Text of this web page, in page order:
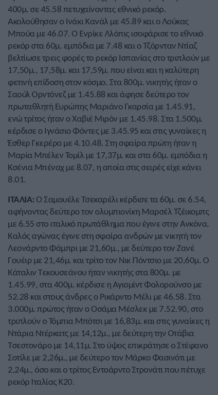
400μ. σε 45.58 πετυχαίνοντας εθνικό ρεκόρ.
Ακολούθησαν ο Ινάκι Κανάλ με 45.89 και ο Λούκας
Μπούα με 46.07. Ο Ενρίκε Λλόπις ισοφάρισε το εθνικό
ρεκόρ στα 60μ. εμπόδια με 7.48 και ο Τζόρνταν Ντίαζ
βελτίωσε τρεις φορές το ρεκόρ Ισπανίας στο τριπλούν με
17,50μ., 17,58μ. και 17,59μ. που είναι και η καλύτερη
φετινή επίδοση στον κόσμο. Στα 800μ. νικητής ήταν ο
Σαούλ Ορντόνεζ με 1.45.88 και άφησε δεύτερο τον
πρωταθλητή Ευρώπης Μαριάνο Γκαρσία με 1.45.91,
ενώ τρίτος ήταν ο Χαβιέ Μιρόν με 1.45.98. Στα 1.500μ.
κέρδισε ο Ιγνάσιο Φόντες με 3.45.95 και στις γυναίκες η
Έσθερ Γκερέρο με 4.10.48. Στη σφαίρα πρώτη ήταν η
Μαρία Μπέλεν Τομίλ με 17,37μ. και στα 60μ. εμπόδια η
Κσένια Μπέναχ με 8.07, η οποία στις σειρές είχε κάνει
8.01.
ΙΤΑΛΙΑ: Ο Σαμουέλε Τσεκαρέλι κέρδισε τα 60μ. σε 6.54,
αφήνοντας δεύτερο τον ολυμπιονίκη Μαρσέλ Τζέικομπς
με 6.55 στο ιταλικό πρωτάθλημα που έγινε στην Ανκόνα.
Καλός αγώνας έγινε στη σφαίρα ανδρών με νικητή τον
Λεονάρντο Φάμπρι με 21,60μ., με δεύτερο τον Ζανέ
Γουέιρ με 21,46μ. και τρίτο τον Νικ Πόντσιο με 20,60μ. Ο
Κάταλιν Τεκουσεάνου ήταν νικητής στα 800μ. με
1.45.99, στα 400μ. κέρδισε η Αγιομίντ Φολορούνσο με
52.28 και στους άνδρες ο Ρικάρντο Μέλι με 46.58. Στα
3.000μ. πρώτος ήταν ο Οσάμα Μέσλεκ με 7.52.90, στο
τριπλούν ο Τόμπια Μπότσι με 16,83μ. και στις γυναίκες η
Ντάρια Ντέρκατς με 14,12μ., με δεύτερη την Οτάβια
Τσεστονάρο με 14,11μ. Στο ύψος επικράτησε ο Στέφανο
Σοτίλε με 2,26μ., με δεύτερο τον Μάρκο Φασινότι με
2,24μ., όσο και ο τρίτος Εντοάρντο Στρονάτι που πέτυχε
ρεκόρ Ιταλίας Κ20.